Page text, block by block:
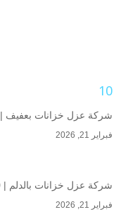
10
شركة عزل خزانات بعفيف | 0533420060
فبراير 21, 2026
شركة عزل خزانات بالدلم | 0533420060
فبراير 21, 2026